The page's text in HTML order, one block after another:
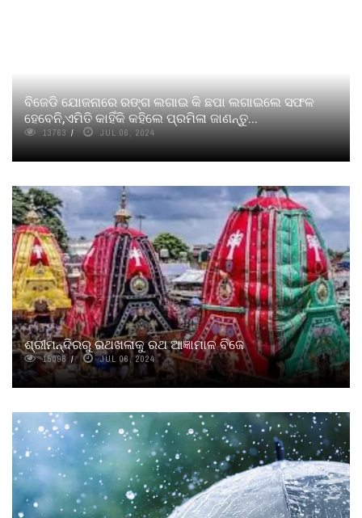
ବିଜେଡି ଯୋଜନାରେ ରଙ୍ଗ ଲଗାଇ କି ଛପା ଲଗାଇଲେ ସଫଳ
ହେବେନି,ଏମିତି କାହିଁକି କହିଲେ ପ୍ରମିଳା ଜାଣନ୍ତୁ...
13763 JUL 06, 2024
ଶ୍ରୀମନ୍ଦିରରୁ ରଥଖଳାକୁ ରଥ ଆଜ୍ଞାମାଳ ବିଜେ
15098 JUL 06, 2024